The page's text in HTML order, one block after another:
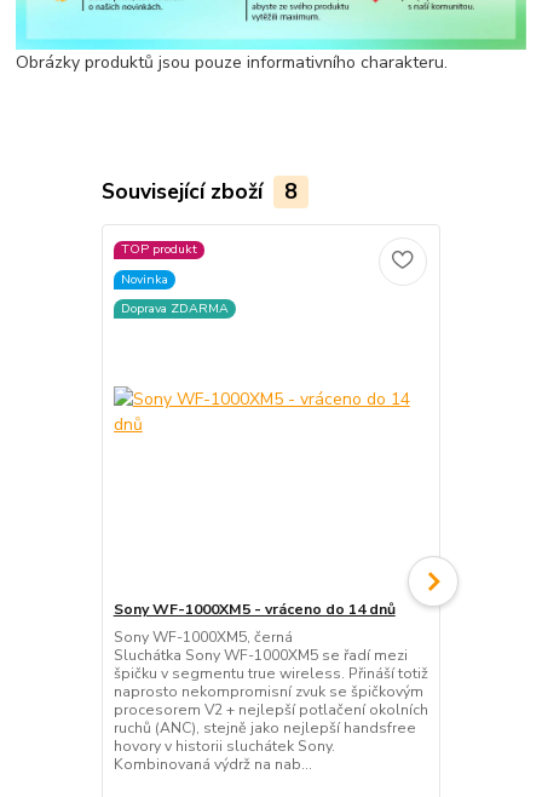
Obrázky produktů jsou pouze informativního charakteru.
Související zboží 8
TOP produkt
Novinka
Doprava ZDARMA
Sony WF-1000XM5 - vráceno do 14 dnů
Sony WF-1000XM5, černá
Sluchátka Sony WF-1000XM5 se řadí mezi
špičku v segmentu true wireless. Přináší totiž
naprosto nekompromisní zvuk se špičkovým
procesorem V2 + nejlepší potlačení okolních
ruchů (ANC), stejně jako nejlepší handsfree
hovory v historii sluchátek Sony.
Kombinovaná výdrž na nab...